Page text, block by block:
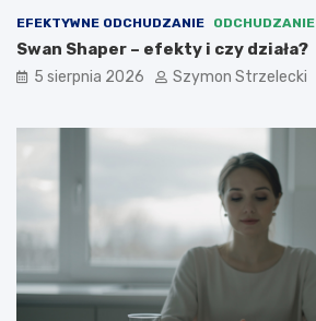
EFEKTYWNE ODCHUDZANIE ODCHUDZANIE
Swan Shaper – efekty i czy działa?
5 sierpnia 2026 Szymon Strzelecki